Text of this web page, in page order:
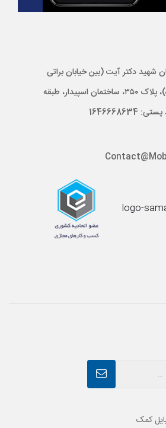
شهید دکتر آیت (بین خیابان براتی
و خیابان قاسم زاده)، پلاک ۳۵۰، ساختمان اسپیدار، طبقه
کمک